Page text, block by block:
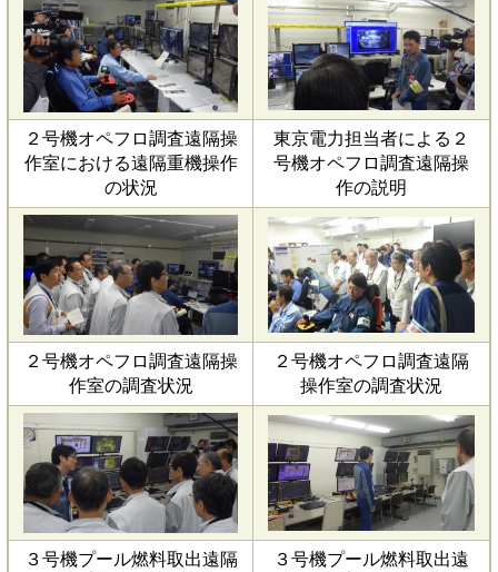
２号機オペフロ調査遠隔操
作室における遠隔重機操作
の状況
東京電力担当者による２
号機オペフロ調査遠隔操
作の説明
２号機オペフロ調査遠隔操
作室の調査状況
２号機オペフロ調査遠隔
操作室の調査状況
３号機プール燃料取出遠隔
３号機プール燃料取出遠